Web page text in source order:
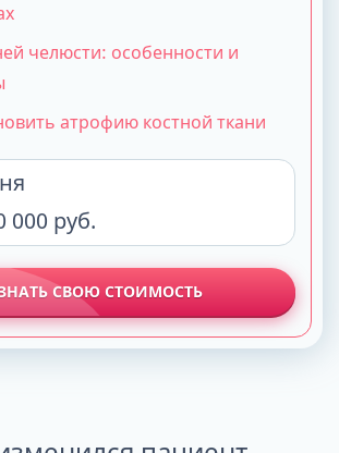
челюсти: особенности и
атрофию костной ткани
000 руб.
СВОЮ СТОИМОСТЬ